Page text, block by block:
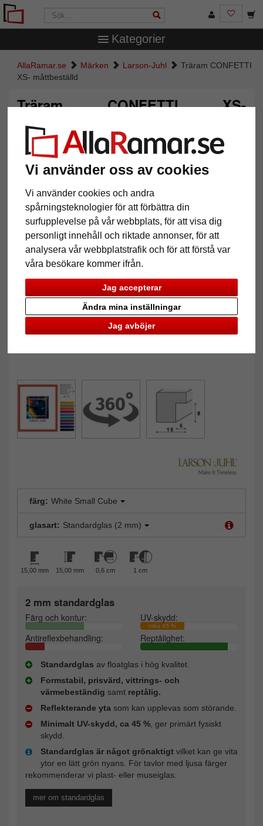
Vi använder oss av cookies
Vi använder cookies och andra
spårningsteknologier för att förbättra din
surfupplevelse på vår webbplats, för att visa dig
personligt innehåll och riktade annonser, för att
analysera vår webbplatstrafik och för att förstå var
våra besökare kommer ifrån.
Jag accepterar
Jag avböjer
Ändra mina inställningar
Kategorier
AllaRamar.se Märken Larson-Juhl
Träram CONFETTI
XS- måttbeställd
Träram CONFETTI XS-
Tillbaka
färg: White Small Cube
glasart: Standardglas (2 mm)
15,00 mm 15,00 mm 0,6 cm 1 cm
2 mm standardglas
Färg och kontur: UV-skydd:
cirka 45 %
Antireflexbehandling: Reptålighet:
Standardglas av floatglas i hög kvalitet.
Formstabil, prisvärd, vittrings- och
värmebeständig samt reptålig.
Reflekterande yta som kan upplevas som störande.
Minimalt UV-skydd, ca 45 % , ger primärt fysiskt
skydd.
Standardglas är något grönaktigt vilket kan ge vita
ytor en lätt grön nyans. För tavlor med ljusa färger
rekommenderar vi plast- eller museiglas.
mer om standardglas